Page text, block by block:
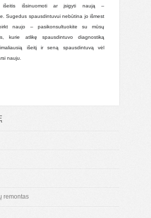
išeitis išsinuomoti ar įsigyti naują –
Sugedus spausdintuvui nebūtina jo išmest
naujo – pasikonsultuokite su mūsų
kurie atlikę spausdintuvo diagnostiką
išeitį ir seną spausdintuvą vėl
nauju.
remontas